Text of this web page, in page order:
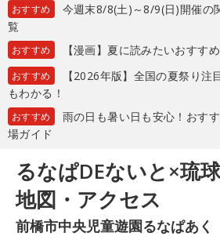
おすすめ
今週末8/8(土)～8/9(日)開催の
覧
おすすめ 【漫画】夏に読みたいおすす
おすすめ
【2026年版】全国の夏祭り
もわかる！
おすすめ
雨の日も暑い日も安心！おす
場ガイド
るなぱDEないと×琉
地図・アクセス
前橋市中央児童遊園るなぱあく